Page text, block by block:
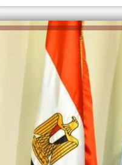
إلهام شرشر تكتب: دي مبقتش كورة..
دي سياسة